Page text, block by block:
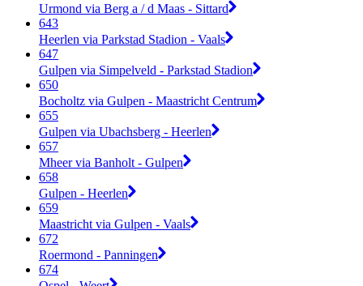
Urmond via Berg a / d Maas - Sittard
643
Heerlen via Parkstad Stadion - Vaals
647
Gulpen via Simpelveld - Parkstad Stadion
650
Bocholtz via Gulpen - Maastricht Centrum
655
Gulpen via Ubachsberg - Heerlen
657
Mheer via Banholt - Gulpen
658
Gulpen - Heerlen
659
Maastricht via Gulpen - Vaals
672
Roermond - Panningen
674